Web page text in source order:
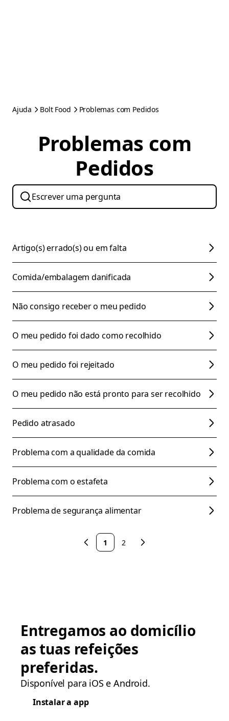
Ajuda Bolt Food Problemas com Pedidos
Problemas com
Pedidos
Artigo(s) errado(s) ou em falta
Comida/embalagem danificada
Não consigo receber o meu pedido
O meu pedido foi dado como recolhido
O meu pedido foi rejeitado
O meu pedido não está pronto para ser recolhido
Pedido atrasado
Problema com a qualidade da comida
Problema com o estafeta
Problema de segurança alimentar
1 2
Entregamos ao domicílio
as tuas refeições
preferidas.
Disponível para iOS e Android.
Instalar a app